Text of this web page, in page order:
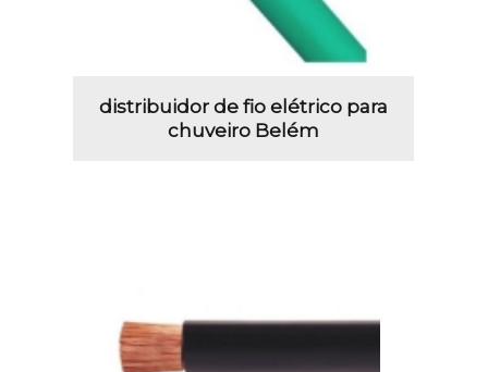
distribuidor de fio elétrico para
chuveiro Belém